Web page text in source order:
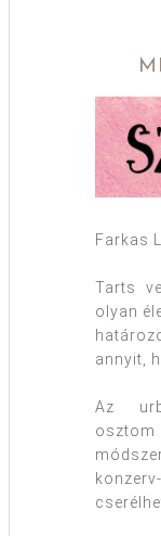
Farkas
Tarts
olyan
annyit,
Az